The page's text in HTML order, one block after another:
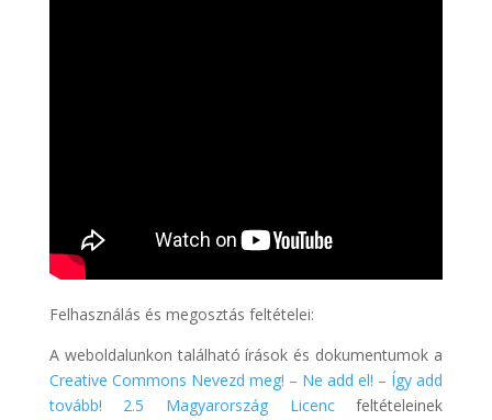
Felhasználás és megosztás feltételei:
A weboldalunkon található írások és dokumentumok a
Creative Commons Nevezd meg! – Ne add el! – Így add
tovább! 2.5 Magyarország Licencfeltételeinek